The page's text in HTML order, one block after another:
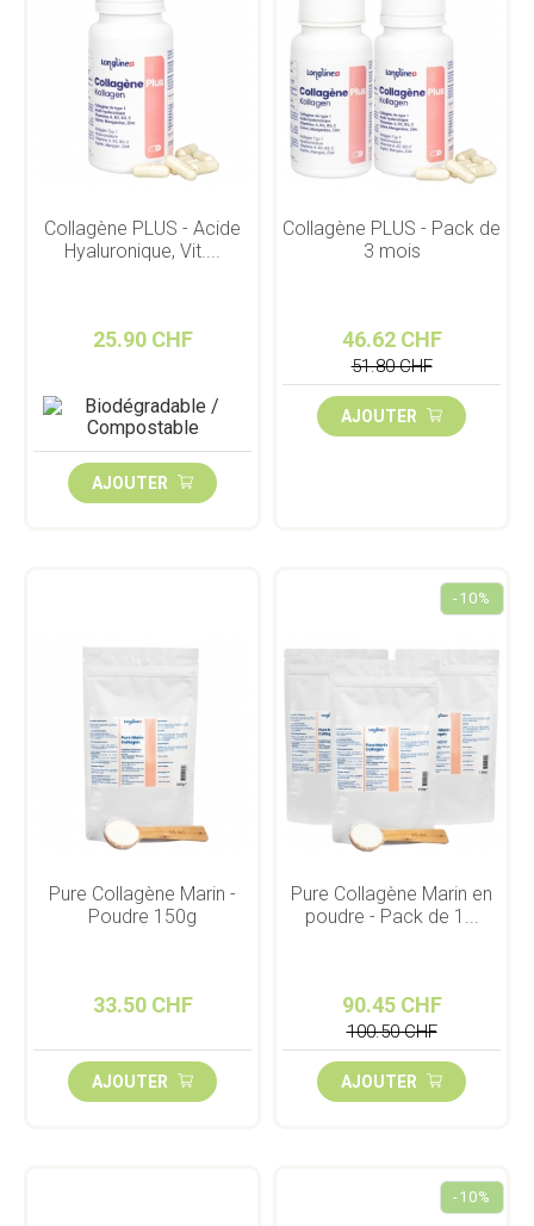
Collagène PLUS - Acide
Hyaluronique, Vit....
25.90 CHF
AJOUTER
Collagène PLUS - Pack de
3 mois
46.62 CHF
51.80 CHF
AJOUTER
Pure Collagène Marin -
Poudre 150g
33.50 CHF
AJOUTER
-10%
Pure Collagène Marin en
poudre - Pack de 1...
90.45 CHF
100.50 CHF
AJOUTER
-10%